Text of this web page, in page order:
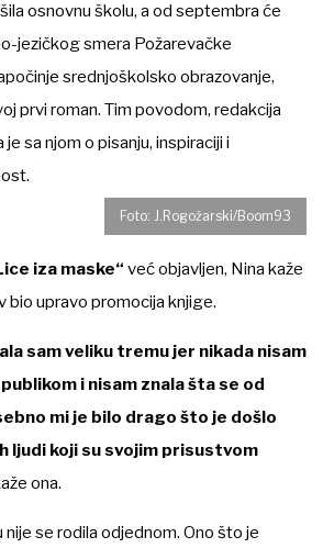
osnovnu školu, a od septembra će
jezičkog smera Požarevačke
srednjoškolsko obrazovanje,
prvi roman. Tim povodom, redakcija
sa njom o pisanju, inspiraciji i
Foto: J.Rogožarski/Boom93
iza maske“ već objavljen, Nina kaže
bio upravo promocija knjige.
sam veliku tremu jer nikada nisam
i nisam znala šta se od
mi je bilo drago što je došlo
ljudi koji su svojim prisustvom
ona.
nije se rodila odjednom. Ono što je